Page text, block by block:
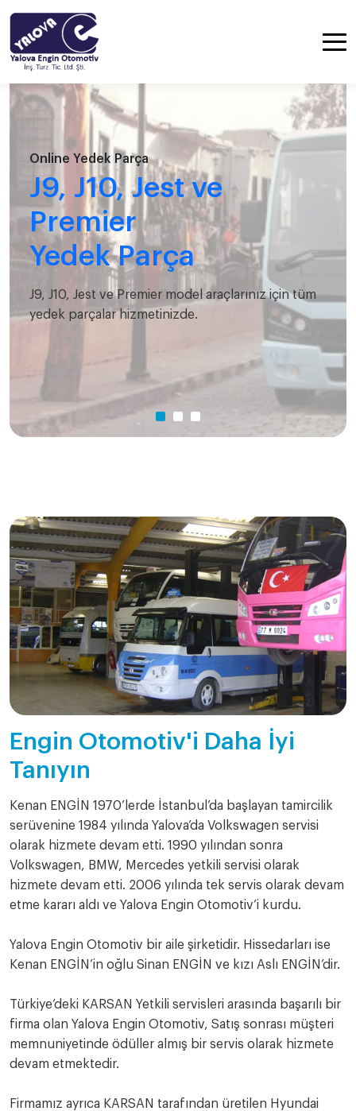
Online Yedek Parça
J9, J10, Jest ve
Premier
Yedek Parça
J9, J10, Jest ve Premier model araçlarınız için tüm
yedek parçalar hizmetinizde.
Engin Otomotiv'i Daha İyi
Tanıyın
Kenan ENGİN 1970’lerde İstanbul’da başlayan tamircilik
serüvenine 1984 yılında Yalova’da Volkswagen servisi
olarak hizmete devam etti. 1990 yılından sonra
Volkswagen, BMW, Mercedes yetkili servisi olarak
hizmete devam etti. 2006 yılında tek servis olarak devam
etme kararı aldı ve Yalova Engin Otomotiv’i kurdu.
Yalova Engin Otomotiv bir aile şirketidir. Hissedarları ise
Kenan ENGİN’in oğlu Sinan ENGİN ve kızı Aslı ENGİN’dir.
Türkiye’deki KARSAN Yetkili servisleri arasında başarılı bir
firma olan Yalova Engin Otomotiv, Satış sonrası müşteri
memnuniyetinde ödüller almış bir servis olarak hizmete
devam etmektedir.
Firmamız ayrıca KARSAN tarafından üretilen Hyundai